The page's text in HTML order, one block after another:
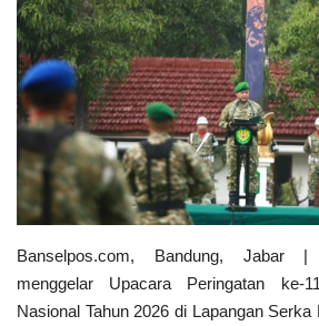
Kontak
Opini
Kecamatan
Redaksi
Presiden dan Wakil Presiden RI
Banselpos.com, Bandung, Jabar |
menggelar Upacara Peringatan ke-
Nasional Tahun 2026 di Lapangan